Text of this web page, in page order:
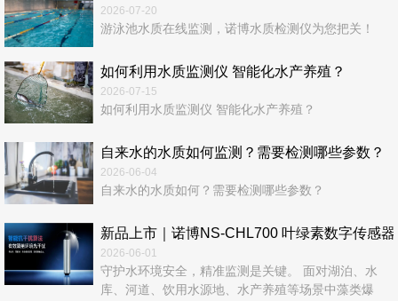
琐、耗时长、易产生二次污染，难以满足实时、在
线、连续、无人值守的现代监测需求。 诺博仪器全
监测...
2026-07-20
游泳池水质在线监测，诺博水质检测仪为您把关！
如何利用水质监测仪 智能化水产养殖？
2026-07-15
如何利用水质监测仪 智能化水产养殖？
自来水的水质如何监测？需要检测哪些参数？
2026-06-04
自来水的水质如何？需要检测哪些参数？
新品上市｜诺博NS‑CHL700 叶绿素数字传感
2026-06-01
守护水环境安全，精准监测是关键。 面对湖泊、水
库、河道、饮用水源地、水产养殖等场景中藻类爆